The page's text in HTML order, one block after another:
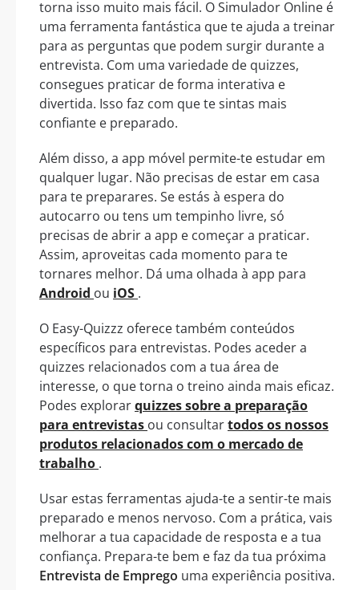
torna isso muito mais fácil. O Simulador Online é
uma ferramenta fantástica que te ajuda a treinar
para as perguntas que podem surgir durante a
entrevista. Com uma variedade de quizzes,
consegues praticar de forma interativa e
divertida. Isso faz com que te sintas mais
confiante e preparado.
Além disso, a app móvel permite-te estudar em
qualquer lugar. Não precisas de estar em casa
para te preparares. Se estás à espera do
autocarro ou tens um tempinho livre, só
precisas de abrir a app e começar a praticar.
Assim, aproveitas cada momento para te
tornares melhor. Dá uma olhada à app para
Android ou iOS .
O Easy-Quizzz oferece também conteúdos
específicos para entrevistas. Podes aceder a
quizzes relacionados com a tua área de
interesse, o que torna o treino ainda mais eficaz.
Podes explorarquizzes sobre a preparação
para entrevistas ou consultartodos os nossos
produtos relacionados com o mercado de
trabalho .
Usar estas ferramentas ajuda-te a sentir-te mais
preparado e menos nervoso. Com a prática, vais
melhorar a tua capacidade de resposta e a tua
confiança. Prepara-te bem e faz da tua próxima
Entrevista de Emprego uma experiência positiva.